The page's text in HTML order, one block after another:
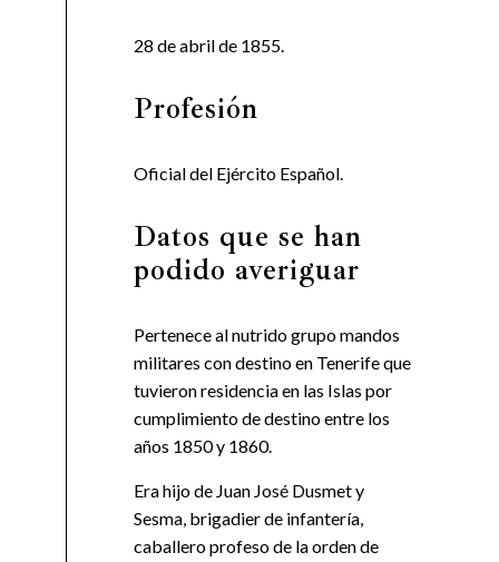
28 de abril de 1855.
Profesión
Oficial del Ejército Español.
Datos que se han
podido averiguar
Pertenece al nutrido grupo mandos
militares con destino en Tenerife que
tuvieron residencia en las Islas por
cumplimiento de destino entre los
años 1850 y 1860.
Era hijo de Juan José Dusmet y
Sesma, brigadier de infantería,
caballero profeso de la orden de